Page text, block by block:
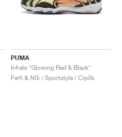
PUMA
Inhale "Glowing Red & Black"
Férfi & Női / Sportstyle / Cipők